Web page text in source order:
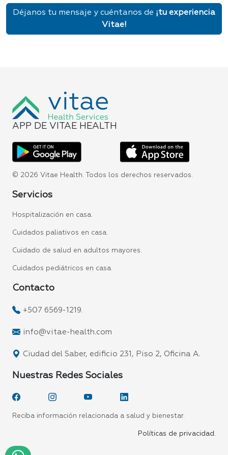
Déjanos tu mensaje y cuéntanos de ¡tu experiencia
Vitae!
APP DE VITAE HEALTH
© 2026 Vitae Health. Todos los derechos reservados.
Servicios
Hospitalización en casa.
Cuidados paliativos en casa.
Cuidado de salud en adultos mayores.
Cuidados pediátricos en casa.
Contacto
+507 6569-1219.
info@vitae-health.com
Ciudad del Saber, edificio 231, Piso 2, Oficina A.
Nuestras Redes Sociales
Reciba información relacionada a salud y bienestar.
Políticas de privacidad.